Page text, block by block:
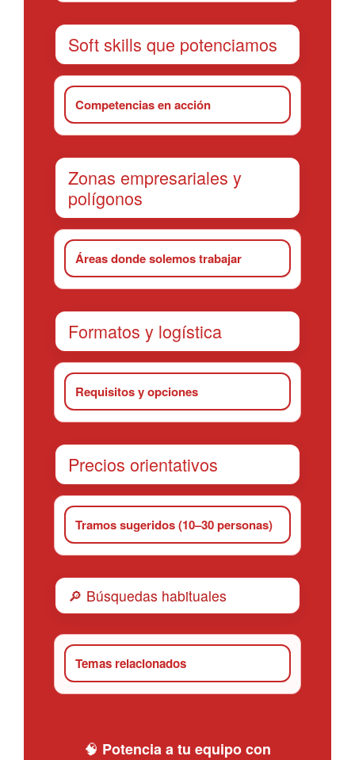
Soft skills que potenciamos
Competencias en acción
Zonas empresariales y
polígonos
Áreas donde solemos trabajar
Formatos y logística
Requisitos y opciones
Precios orientativos
Tramos sugeridos (10–30 personas)
🔎 Búsquedas habituales
Temas relacionados
🧠 Potencia a tu equipo con